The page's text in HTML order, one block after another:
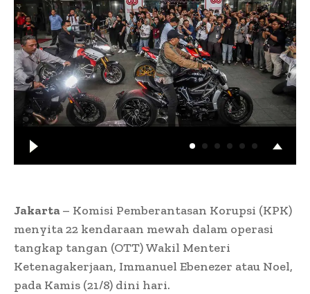
Jakarta– Komisi Pemberantasan Korupsi (KPK)
menyita 22 kendaraan mewah dalam operasi
tangkap tangan (OTT) Wakil Menteri
Ketenagakerjaan, Immanuel Ebenezer atau Noel,
pada Kamis (21/8) dini hari.